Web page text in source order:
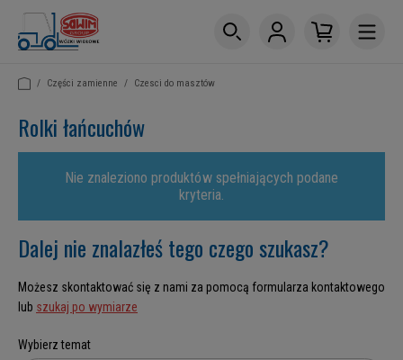
/ Części zamienne / Czesci do masztów
Rolki łańcuchów
Nie znaleziono produktów spełniających podane
kryteria.
Dalej nie znalazłeś tego czego szukasz?
Możesz skontaktować się z nami za pomocą formularza kontaktowego
lub szukaj po wymiarze